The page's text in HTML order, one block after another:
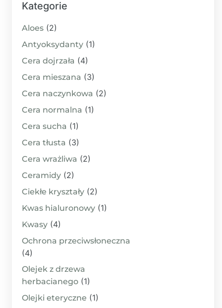
Kategorie
Aloes (2)
Antyoksydanty (1)
Cera dojrzała (4)
Cera mieszana (3)
Cera naczynkowa (2)
Cera normalna (1)
Cera sucha (1)
Cera tłusta (3)
Cera wrażliwa (2)
Ceramidy (2)
Ciekłe kryształy (2)
Kwas hialuronowy (1)
Kwasy (4)
Ochrona przeciwsłoneczna
(4)
Olejek z drzewa
herbacianego (1)
Olejki eteryczne (1)